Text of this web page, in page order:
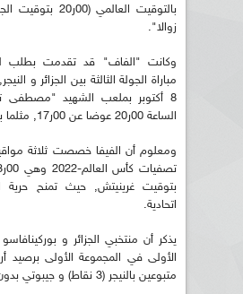
زوالا".
وكانت "الفاف" قد تقدمت بطلب
مباراة الجولة الثالثة بين الجزائر و
8 أكتوبر بملعب الشهيد "مصطفى
الساعة 00ر20 عوضا عن 00ر17, مثلما برمج سابقا.
ومعلوم أن الفيفا خصصت ثلاثة
بتوقيت غرينيتش, حيث تمنح حرية
اتحادية.
يذكر أن منتخبي الجزائر و
الأولى في المجموعة الأولى برصيد
متبوعين بالنيجر (3 نقاط) و جيبوتي بدون رصيد.